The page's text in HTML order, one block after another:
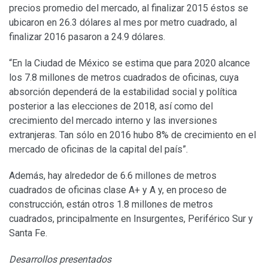
precios promedio del mercado, al finalizar 2015 éstos se
ubicaron en 26.3 dólares al mes por metro cuadrado, al
finalizar 2016 pasaron a 24.9 dólares.
“En la Ciudad de México se estima que para 2020 alcance
los 7.8 millones de metros cuadrados de oficinas, cuya
absorción dependerá de la estabilidad social y política
posterior a las elecciones de 2018, así como del
crecimiento del mercado interno y las inversiones
extranjeras. Tan sólo en 2016 hubo 8% de crecimiento en el
mercado de oficinas de la capital del país”.
Además, hay alrededor de 6.6 millones de metros
cuadrados de oficinas clase A+ y A y, en proceso de
construcción, están otros 1.8 millones de metros
cuadrados, principalmente en Insurgentes, Periférico Sur y
Santa Fe.
Desarrollos presentados